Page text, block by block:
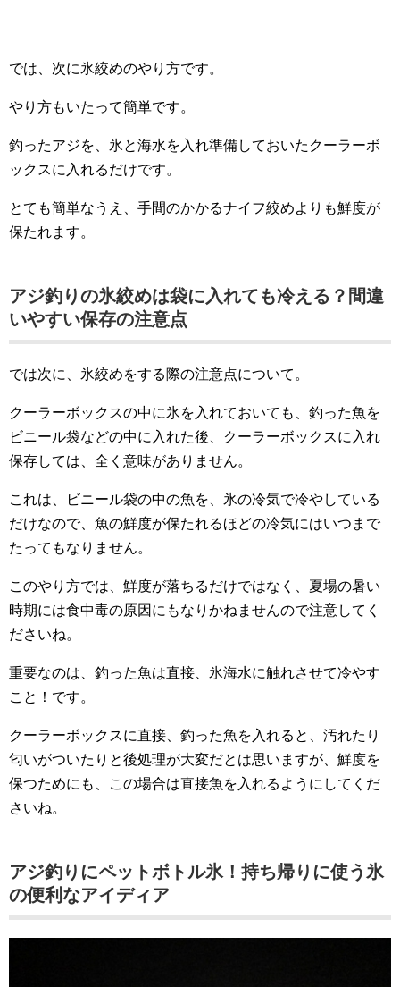
では、次に氷絞めのやり方です。
やり方もいたって簡単です。
釣ったアジを、氷と海水を入れ準備しておいたクーラーボ
ックスに入れるだけです。
とても簡単なうえ、手間のかかるナイフ絞めよりも鮮度が
保たれます。
アジ釣りの氷絞めは袋に入れても冷える？間違
いやすい保存の注意点
では次に、氷絞めをする際の注意点について。
クーラーボックスの中に氷を入れておいても、釣った魚を
ビニール袋などの中に入れた後、クーラーボックスに入れ
保存しては、全く意味がありません。
これは、ビニール袋の中の魚を、氷の冷気で冷やしている
だけなので、魚の鮮度が保たれるほどの冷気にはいつまで
たってもなりません。
このやり方では、鮮度が落ちるだけではなく、夏場の暑い
時期には食中毒の原因にもなりかねませんので注意してく
ださいね。
重要なのは、釣った魚は直接、氷海水に触れさせて冷やす
こと！です。
クーラーボックスに直接、釣った魚を入れると、汚れたり
匂いがついたりと後処理が大変だとは思いますが、鮮度を
保つためにも、この場合は直接魚を入れるようにしてくだ
さいね。
アジ釣りにペットボトル氷！持ち帰りに使う氷
の便利なアイディア